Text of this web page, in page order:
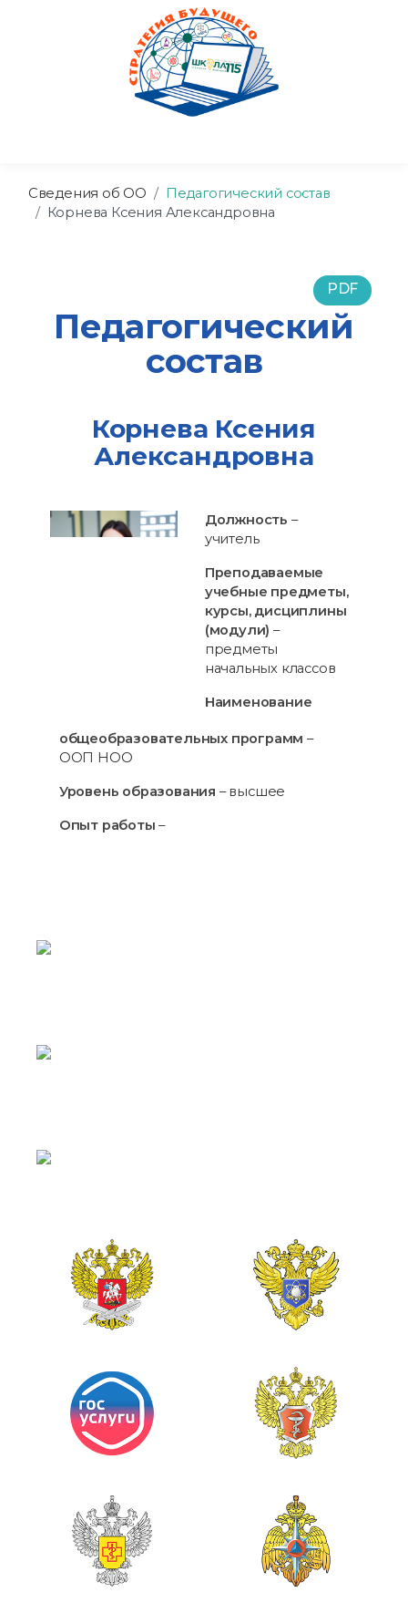
Сведения об ОО
Педагогический состав
Корнева Ксения Александровна
PDF
Педагогический
состав
Корнева Ксения
Александровна
Должность –
учитель
Преподаваемые
учебные предметы,
курсы, дисциплины
(модули) –
предметы
начальных классов
Наименование
общеобразовательных программ –
ООП НОО
Уровень образования – высшее
Опыт работы –